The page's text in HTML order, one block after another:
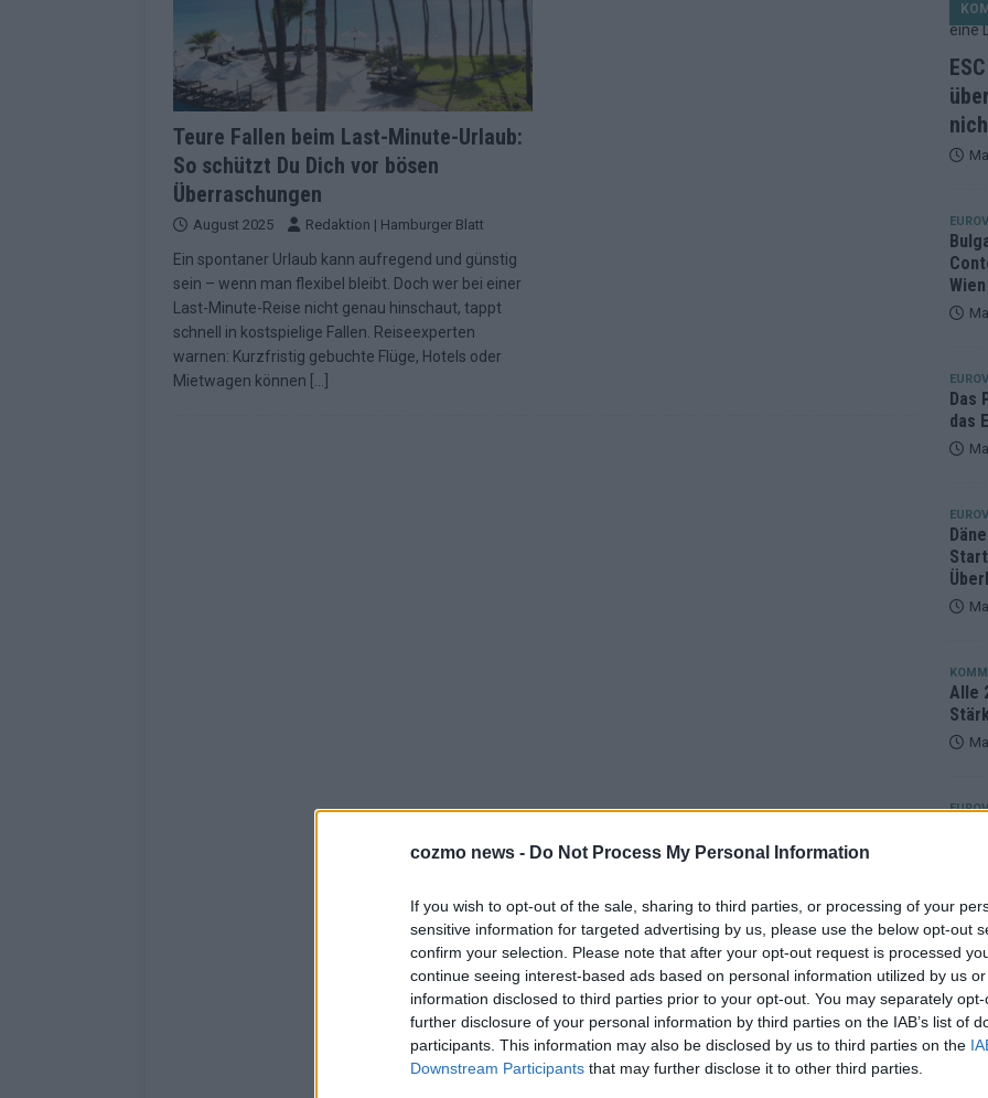
cozmo news - Do Not Process My Personal Information
If you wish to opt-out of the sale, sharing to third parties, or processing of your
sensitive information for targeted advertising by us, please use the below opt-out
confirm your selection. Please note that after your opt-out request is processed
continue seeing interest-based ads based on personal information utilized by us
information disclosed to third parties prior to your opt-out. You may separately
further disclosure of your personal information by third parties on the IAB’s list of
participants. This information may also be disclosed by us to third parties on the
Downstream Participants that may further disclose it to other third parties.
Geschichte der ESC-Wertung EUROVISION
[ Mai 2026 ] Das Warten hat ein Ende: ESC 2026 – alle 26 Finalteilnehmer für Wien im Überblick
EUROVISION
[ Mai 2026 ] „Unknown“ war stark, der Rest war nett: Das zweite ESC-Halbfinale im
redaktionellen Urteil
[ Mai 2026 ]
EXTRA
[ Juni 2026 ] Europa-Park 2026: 18 Themenbereiche, Sallys Café, Westernbrauerei und Snorri im
Kino EXTRA
[ Mai 2026 ] ESC 2026: Ein Sieger, der klar überzeugt – und eine Debatte, die nicht aufhört
KOMMENTAR
Teure Fallen beim Last-Minute-Urlaub:
So schützt Du Dich vor bösen
Überraschungen
August 2025 Redaktion | Hamburger Blatt
Ein spontaner Urlaub kann aufregend und günstig
sein – wenn man flexibel bleibt. Doch wer bei einer
Last-Minute-Reise nicht genau hinschaut, tappt
schnell in kostspielige Fallen. Reiseexperten
warnen: Kurzfristig gebuchte Flüge, Hotels oder
Mietwagen können
Wien
Das
das
Alle